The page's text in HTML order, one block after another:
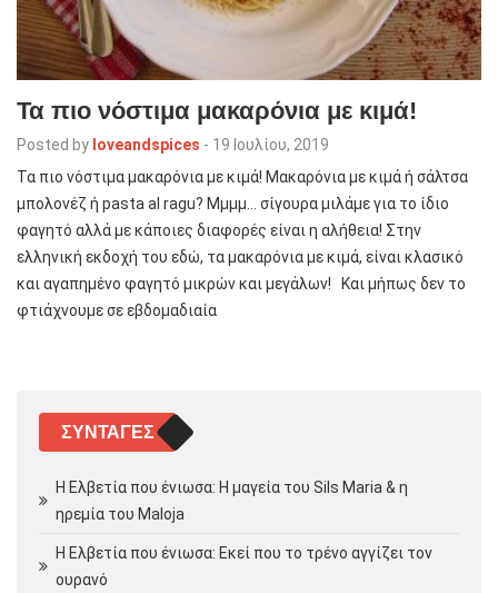
Τα πιο νόστιμα μακαρόνια με κιμά!
Posted by loveandspices - 19 Ιουλίου, 2019
Τα πιο νόστιμα μακαρόνια με κιμά! Μακαρόνια με κιμά ή σάλτσα
μπολονέζ ή pasta al ragu? Μμμμ… σίγουρα μιλάμε για το ίδιο
φαγητό αλλά με κάποιες διαφορές είναι η αλήθεια! Στην
ελληνική εκδοχή του εδώ, τα μακαρόνια με κιμά, είναι κλασικό
και αγαπημένο φαγητό μικρών και μεγάλων! Και μήπως δεν το
φτιάχνουμε σε εβδομαδιαία
ΣΥΝΤΑΓΈΣ
Η Ελβετία που ένιωσα: Η μαγεία του Sils Maria & η
ηρεμία του Maloja
Η Ελβετία που ένιωσα: Εκεί που το τρένο αγγίζει τον
ουρανό